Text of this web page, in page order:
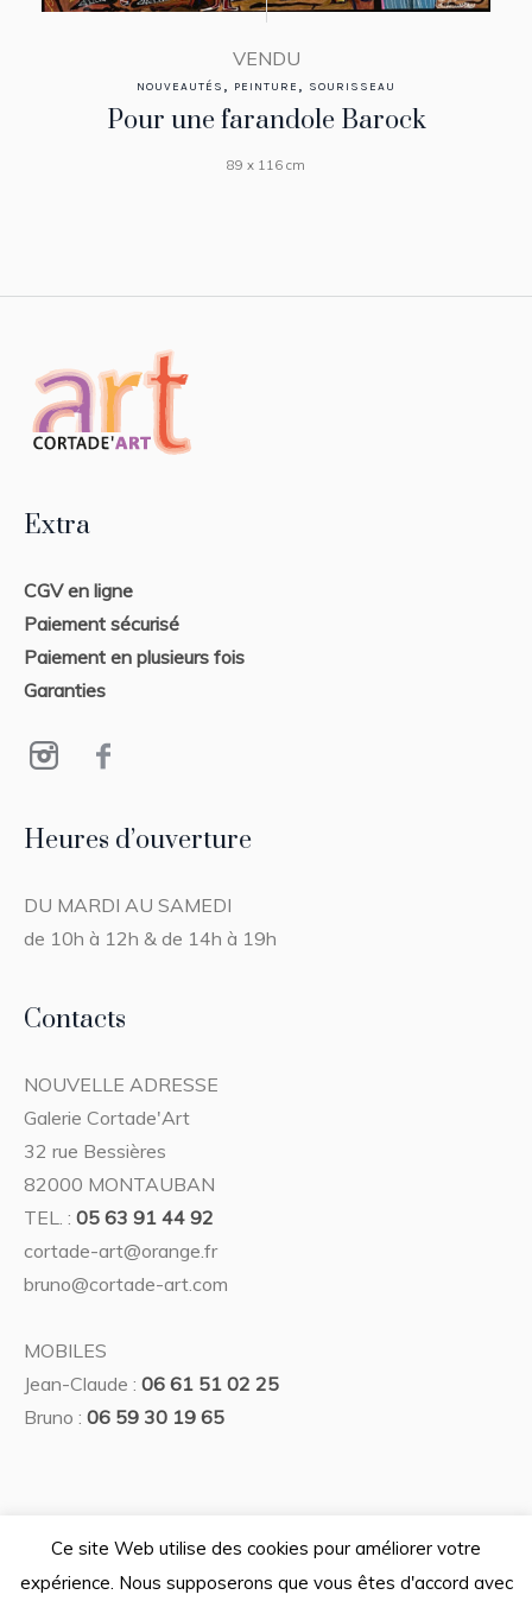
VENDU
NOUVEAUTÉS , PEINTURE , SOURISSEAU
Pour une farandole Barock
89 x 116 cm
Extra
CGV en ligne
Paiement sécurisé
Paiement en plusieurs fois
Garanties
Heures d’ouverture
DU MARDI AU SAMEDI
de 10h à 12h & de 14h à 19h
Contacts
NOUVELLE ADRESSE
Galerie Cortade'Art
32 rue Bessières
82000 MONTAUBAN
TEL. :05 63 91 44 92
cortade-art@orange.fr
bruno@cortade-art.com
MOBILES
Jean-Claude :06 61 51 02 25
Bruno :06 59 30 19 65
Politique de confidentialité/ © 2026 Galerie Cortade'Art —
Ce site Web utilise des cookies pour améliorer votre
expérience. Nous supposerons que vous êtes d'accord avec